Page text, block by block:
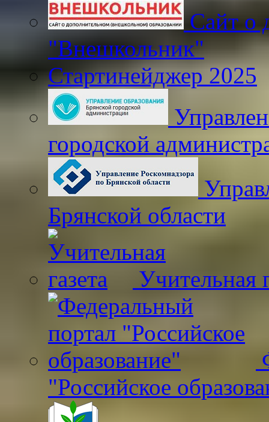
Сайт о
"Внешкольник"
Стартинейджер 2025
городской
Брянской области
Учительная
"Российское